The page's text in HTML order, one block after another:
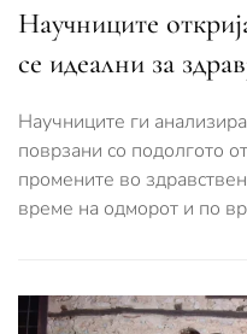
Научниците
се идеални за
Научниците ги
поврзани со подолгото
промените во
време на одморот и по